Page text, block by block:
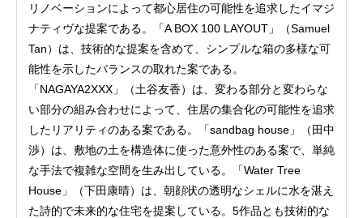
リノベーションによって都心居住の可能性を追求したイマジ
ナティヴな提案である。「A BOX 100 LAYOUT」（Samuel
Tan）は、技術的な提案を含めて、シンプルな箱の多様な可
能性を示したバランスの取れた案である。
「NAGAYA2XXX」（土谷友香）は、変わる部分と変わらな
い部分の組み合わせによって、住居の集合化の可能性を追求
したリアリティのある案である。「sandbag house」（田中
渉）は、敷地の土を構造体に使った意外性のある案で、単純
な手法で複雑な空間を生み出している。「Water Tree
House」（下田康晴）は、朝顔状の透明なシェルに水を湛え
た詩的で未来的な住宅を提案している。5作品とも技術的な